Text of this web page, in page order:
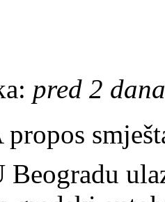
pred 2
propos
Beogradu